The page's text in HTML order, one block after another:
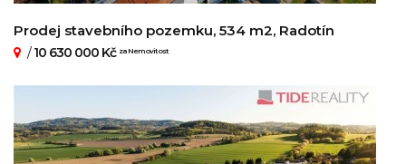
Prodej stavebního pozemku, 534 m2, Radotín
/10 630 000 Kč za Nemovitost